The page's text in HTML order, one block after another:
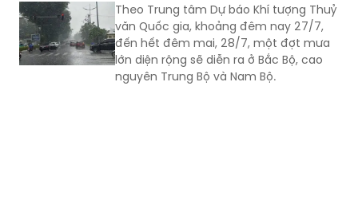
Theo Trung tâm Dự báo Khí tượng Thuỷ
văn Quốc gia, khoảng đêm nay 27/7,
đến hết đêm mai, 28/7, một đợt mưa
lớn diện rộng sẽ diễn ra ở Bắc Bộ, cao
nguyên Trung Bộ và Nam Bộ.